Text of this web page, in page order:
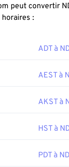
peut convertir
:
ADT à
AEST à
AKST à
HST à
PDT à